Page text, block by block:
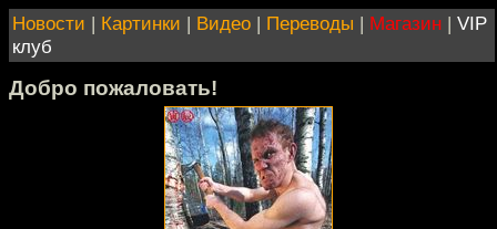
Новости | Картинки | Видео | Переводы | Магазин | VIP
клуб
Добро пожаловать!